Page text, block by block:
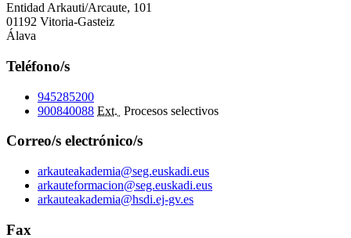
Entidad Arkauti/Arcaute, 101
01192 Vitoria-Gasteiz
Álava
Teléfono/s
945285200
900840088 Ext. Procesos selectivos
Correo/s electrónico/s
arkauteakademia@seg.euskadi.eus
arkauteformacion@seg.euskadi.eus
arkauteakademia@hsdi.ej-gv.es
Fax